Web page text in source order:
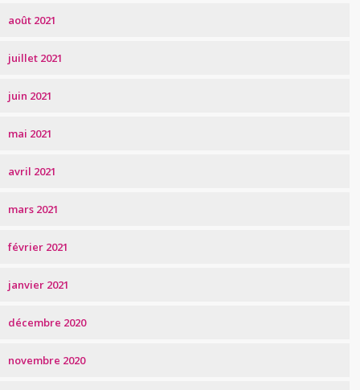
août 2021
juillet 2021
juin 2021
mai 2021
avril 2021
mars 2021
février 2021
janvier 2021
décembre 2020
novembre 2020